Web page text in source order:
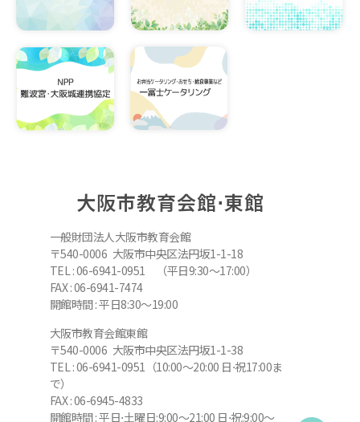
大阪市教育会館⋅東館
一般財団法人大阪市教育会館
〒540-0006 大阪市中央区法円坂1-1-18
TEL : 06-6941-0951 （平日9:30～17:00）
FAX : 06-6941-7474
開館時間 : 平日8:30～19:00
大阪市教育会館東館
〒540-0006 大阪市中央区法円坂1-1-38
TEL : 06-6941-0951（10:00～20:00 日⋅祝17:00ま
で）
FAX : 06-6945-4833
開館時間 : 平日⋅土曜日:9:00～21:00 日⋅祝:9:00～